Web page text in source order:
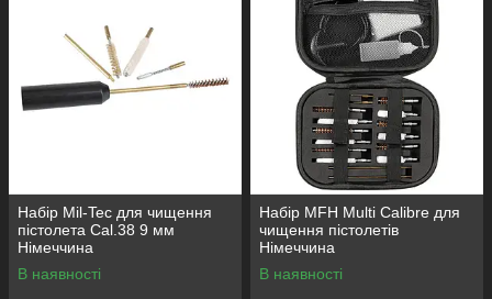
Набір Mil-Tec для чищення
пістолета Cal.38 9 мм
Німеччина
В наявності
Набір MFH Multi Calibre для
чищення пістолетів
Німеччина
В наявності